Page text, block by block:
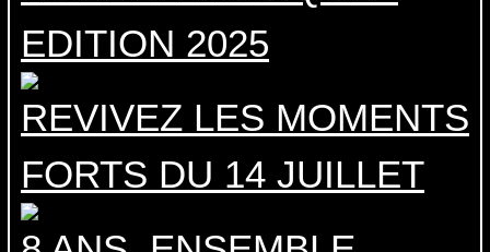
EDITION 2025
REVIVEZ LES MOMENTS
FORTS DU 14 JUILLET